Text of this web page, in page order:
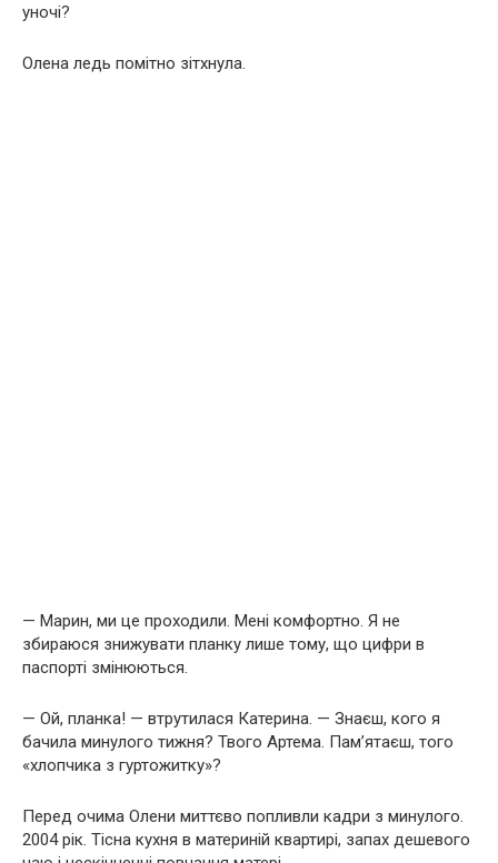
уночі?
Олена ледь помітно зітхнула.
— Марин, ми це проходили. Мені комфортно. Я не
збираюся знижувати планку лише тому, що цифри в
паспорті змінюються.
— Ой, планка! — втрутилася Катерина. — Знаєш, кого я
бачила минулого тижня? Твого Артема. Пам’ятаєш, того
«хлопчика з гуртожитку»?
Перед очима Олени миттєво попливли кадри з минулого.
2004 рік. Тісна кухня в материній квартирі, запах дешевого